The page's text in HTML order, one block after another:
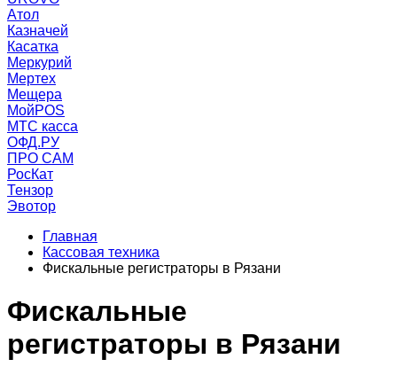
Атол
Казначей
Касатка
Меркурий
Мертех
Мещера
МойPOS
МТС касса
ОФД.РУ
ПРО САМ
РосКат
Тензор
Эвотор
Главная
Кассовая техника
Фискальные регистраторы в Рязани
Фискальные
регистраторы в Рязани